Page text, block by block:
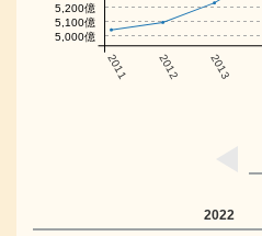
2011 2012 2013
5,000億
5,100億
5,200億
2022